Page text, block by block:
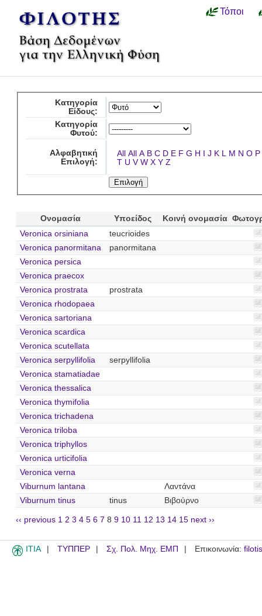
Τόποι
Κατηγορία
Είδους:
Κατηγορία
Φυτού:
Αλφαβητική
Επιλογή:
All All A B C D E F G H I J K L M N O P
T U V W X Y Z
Ονομασία Υποείδος Κοινή ονομασία
Veronica orsiniana
teucrioides
Veronica panormitana
panormitana
Veronica persica
Veronica praecox
Veronica prostrata
prostrata
Veronica rhodopaea
Veronica sartoriana
Veronica scardica
Veronica scutellata
Veronica serpyllifolia
serpyllifolia
Veronica stamatiadae
Veronica thessalica
Veronica thymifolia
Veronica trichadena
Veronica triloba
Veronica triphyllos
Veronica urticifolia
Veronica verna
Viburnum lantana
Λαντάνα
Viburnum tinus
tinus Βιβούρνο
‹‹ previous 1 2 3 4 5 6 7 8 9 10 11 12 13 14 15 next ››
ITIA ΤΥΠΠΕΡ Σχ. Πολ. Μηχ. ΕΜΠ Επικοινωνία: